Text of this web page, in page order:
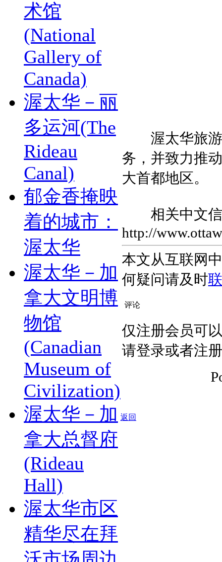
术馆
(National
Gallery of
Canada)
渥太华－丽
多运河(The
Rideau
Canal)
郁金香掩映
着的城市：
渥太华
渥太华－加
拿大文明博
物馆
(Canadian
Museum of
Civilization)
渥太华－加
拿大总督府
(Rideau
Hall)
渥太华市区
精华尽在拜
渥太华旅游
务，并致力推
大首都地区。
相关中文信
http://
本文从互联网
何疑问请及时
评论
仅注册会员可
请登录或者注册
返回